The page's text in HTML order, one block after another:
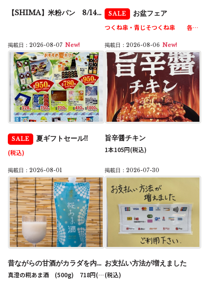
【SHIMA】米粉パン 8/14（金）販売決定！！ SALE お盆フェア
つくね串・青じそつくね串 各1本 127円
掲載日：2026-08-07 New!
SALE 夏ギフトセール!!
(税込)
掲載日：2026-08-06 New!
旨辛醤チキン
1本105円(税込)
掲載日：2026-08-01
昔ながらの甘酒がカラダを内側から整えてくれます！
真澄の糀あま酒 (500g) 718円(税込)
掲載日：2026-07-30
お支払い方法が増えました
(税込)